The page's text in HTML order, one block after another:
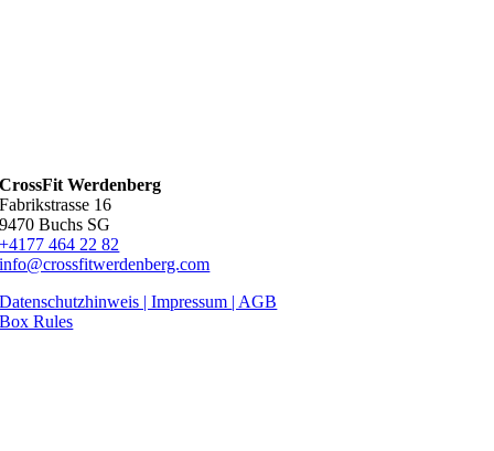
CrossFit Werdenberg
Fabrikstrasse 16
9470 Buchs SG
+4177 464 22 82
info@crossfitwerdenberg.com
Datenschutzhinweis | Impressum | AGB
Box Rules